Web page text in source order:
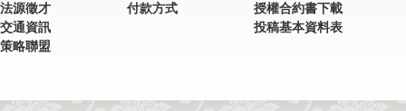
法源徵才
交通資訊
策略聯盟
付款方式
授權合約書下載
投稿基本資料表